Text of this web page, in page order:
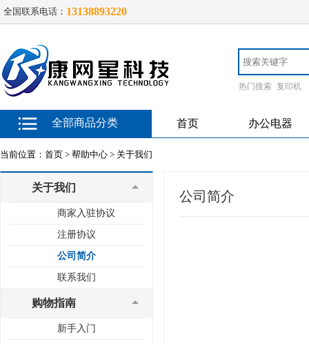
全国联系电话： 13138893220
热门搜索 复印机
全部商品分类 首页 办公电器
当前位置： 首页 > 帮助中心 > 关于我们
关于我们
商家入驻协议
注册协议
公司简介
联系我们
购物指南
新手入门
公司简介